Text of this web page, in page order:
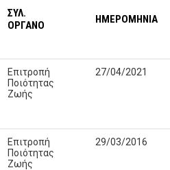
ΣΥΛ.
ΟΡΓΑΝΟ
ΗΜΕΡΟΜΗΝΙΑ
Επιτροπή
Ποιότητας
Ζωής
27/04/2021
Επιτροπή
Ποιότητας
Ζωής
29/03/2016